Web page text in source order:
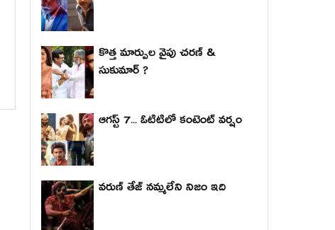
కొత్త మార్పుల వైపు చరణ్ &
సుకుమార్ ?
ఆగస్ట్ 7... ఓటిటిలో కంటెంట్ వర్షం
వరుణ్ తేజ్ నమ్మలేని నిజం ఇది